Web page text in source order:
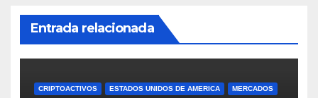
Entrada relacionada
CRIPTOACTIVOS ESTADOS UNIDOS DE AMERICA MERCADOS